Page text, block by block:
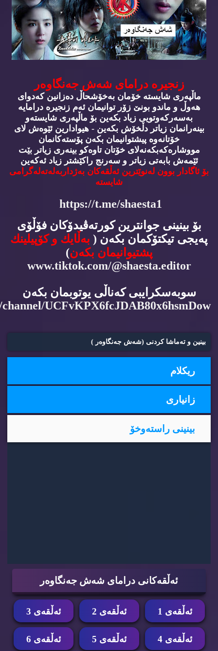
زنجیره‌ درامای شه‌ش جه‌نگاوه‌ر
ماڵپه‌ری شایسته‌ خۆمان به‌خۆشحاڵ ده‌زانین كه‌دوای
هه‌وڵ و ماندو بونێ زۆر توانیمان ئه‌م زنجیره‌ درامایه‌
به‌سه‌ركه‌وتویی زیاد بكه‌ین بۆ ماڵپه‌ری شایسته‌و
بینه‌رانمان زیاتر دڵخۆش بكه‌ین - هیوادارین ئێوه‌ش لای
خۆتانه‌وه‌ پیشتوانیمان بكه‌ن پۆسته‌كانمان
مووشاره‌كه‌بكه‌نه‌لای خۆتان تاوه‌كو بینه‌ری زیاتر بێت
ئێمه‌ش بابه‌تی زیاتر و سه‌رنج راكێشتر زیاد ئه‌كه‌ین
بۆ ئاگادار بوون له‌نوێترین ئه‌ڵقه‌كان به‌ژداربه‌له‌ته‌له‌گرامی
شایسته‌
https://t.me/shaesta1
بۆ بینینی جوانترین كورته‌ڤیدۆكان فۆڵۆی
په‌یجی تیكتۆكمان بكه‌ن ( به‌ڵایك و كۆپیلینك
پشتیوانیمان بكه‌ن)
www.tiktok.com/@shaesta.editor
سوبه‌سكرایبی كه‌ناڵی یوتوبمان بكه‌ن
UCFvKPX6fcJDAB80x6hsmDow
بینین و ته‌ماشا كردنی (شه‌ش جه‌نگاوه‌ر )
ریكلام
زانیاری
بینینی راسته‌وخۆ
ئه‌ڵقه‌كانی درامای شه‌ش جه‌نگاوه‌ر
ئه‌ڵقه‌ی 1 ئه‌ڵقه‌ی 2 ئه‌ڵقه‌ی 3
ئه‌ڵقه‌ی 4 ئه‌ڵقه‌ی 5 ئه‌ڵقه‌ی 6